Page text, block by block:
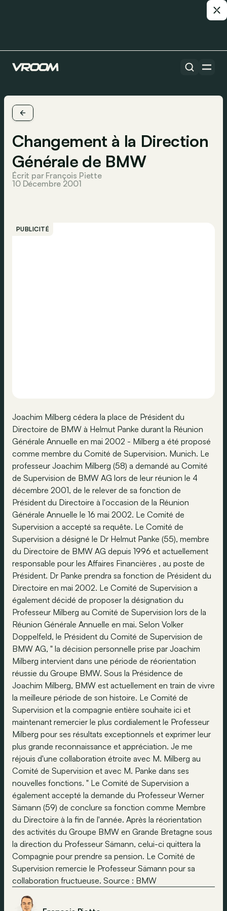
Changement à la Direction
Générale de BMW
Écrit par François Piette
10 Décembre 2001
PUBLICITÉ
Joachim Milberg cédera la place de Président du
Directoire de BMW à Helmut Panke durant la Réunion
Générale Annuelle en mai 2002 - Milberg a été proposé
comme membre du Comité de Supervision. Munich. Le
professeur Joachim Milberg (58) a demandé au Comité
de Supervision de BMW AG lors de leur réunion le 4
décembre 2001, de le relever de sa fonction de
Président du Directoire à l'occasion de la Réunion
Générale Annuelle le 16 mai 2002. Le Comité de
Supervision a accepté sa requête. Le Comité de
Supervision a désigné le Dr Helmut Panke (55), membre
du Directoire de BMW AG depuis 1996 et actuellement
responsable pour les Affaires Financières , au poste de
Président. Dr Panke prendra sa fonction de Président du
Directoire en mai 2002. Le Comité de Supervision a
également décidé de proposer la désignation du
Professeur Milberg au Comité de Supervision lors de la
Réunion Générale Annuelle en mai. Selon Volker
Doppelfeld, le Président du Comité de Supervision de
BMW AG, " la décision personnelle prise par Joachim
Milberg intervient dans une période de réorientation
réussie du Groupe BMW. Sous la Présidence de
Joachim Milberg, BMW est actuellement en train de vivre
la meilleure période de son histoire. Le Comité de
Supervision et la compagnie entière souhaite ici et
maintenant remercier le plus cordialement le Professeur
Milberg pour ses résultats exceptionnels et exprimer leur
plus grande reconnaissance et appréciation. Je me
réjouis d'une collaboration étroite avec M. Milberg au
Comité de Supervision et avec M. Panke dans ses
nouvelles fonctions. " Le Comité de Supervision a
également accepté la demande du Professeur Werner
Sämann (59) de conclure sa fonction comme Membre
du Directoire à la fin de l'année. Après la réorientation
des activités du Groupe BMW en Grande Bretagne sous
la direction du Professeur Sämann, celui-ci quittera la
Compagnie pour prendre sa pension. Le Comité de
Supervision remercie le Professeur Sämann pour sa
collaboration fructueuse. Source : BMW